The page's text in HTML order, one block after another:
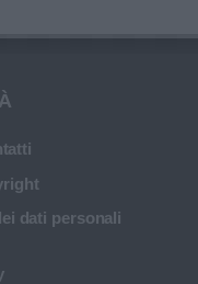
dati personali